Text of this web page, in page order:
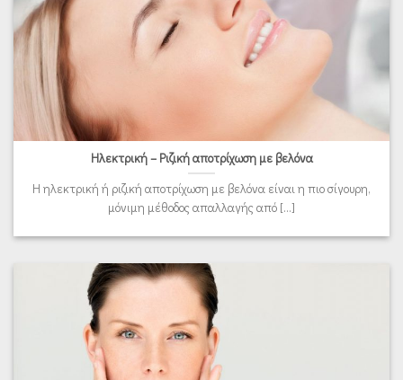
Ηλεκτρική – Ριζική αποτρίχωση με βελόνα
Η ηλεκτρική ή ριζική αποτρίχωση με βελόνα είναι η πιο σίγουρη,
μόνιμη μέθοδος απαλλαγής από [...]